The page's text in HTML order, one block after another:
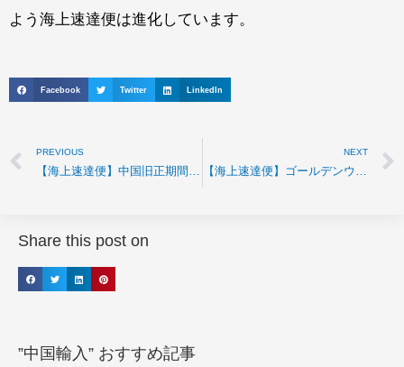
よう海上速達便は進化しています。
Facebook Twitter LinkedIn
PREVIOUS NEXT
Share this post on
”中国輸入” おすすめ記事